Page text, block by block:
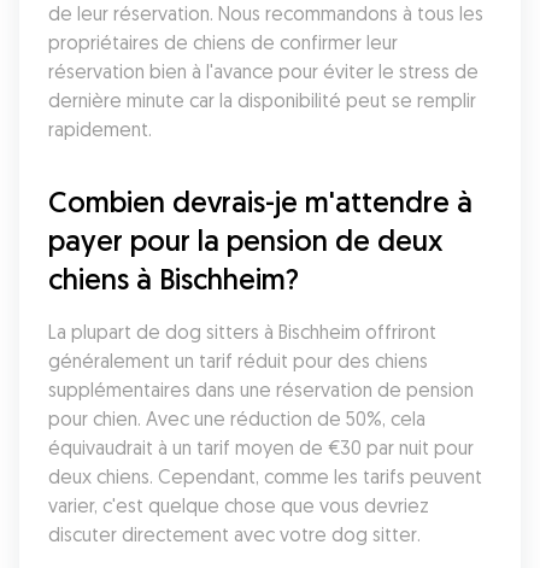
de leur réservation. Nous recommandons à tous les
propriétaires de chiens de confirmer leur
réservation bien à l'avance pour éviter le stress de
dernière minute car la disponibilité peut se remplir
rapidement.
Combien devrais-je m'attendre à
payer pour la pension de deux
chiens à Bischheim?
La plupart de dog sitters à Bischheim offriront
généralement un tarif réduit pour des chiens
supplémentaires dans une réservation de pension
pour chien. Avec une réduction de 50%, cela
équivaudrait à un tarif moyen de €30 par nuit pour
deux chiens. Cependant, comme les tarifs peuvent
varier, c'est quelque chose que vous devriez
discuter directement avec votre dog sitter.